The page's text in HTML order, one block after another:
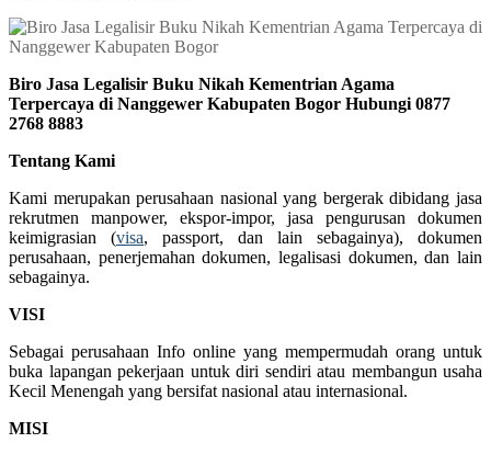
Biro Jasa Legalisir Buku Nikah Kementrian Agama
Terpercaya di Nanggewer Kabupaten Bogor Hubungi 0877
2768 8883
Tentang Kami
Kami merupakan perusahaan nasional yang bergerak dibidang jasa
rekrutmen manpower, ekspor-impor, jasa pengurusan dokumen
keimigrasian (visa, passport, dan lain sebagainya), dokumen
perusahaan, penerjemahan dokumen, legalisasi dokumen, dan lain
sebagainya.
VISI
Sebagai perusahaan Info online yang mempermudah orang untuk
buka lapangan pekerjaan untuk diri sendiri atau membangun usaha
Kecil Menengah yang bersifat nasional atau internasional.
MISI